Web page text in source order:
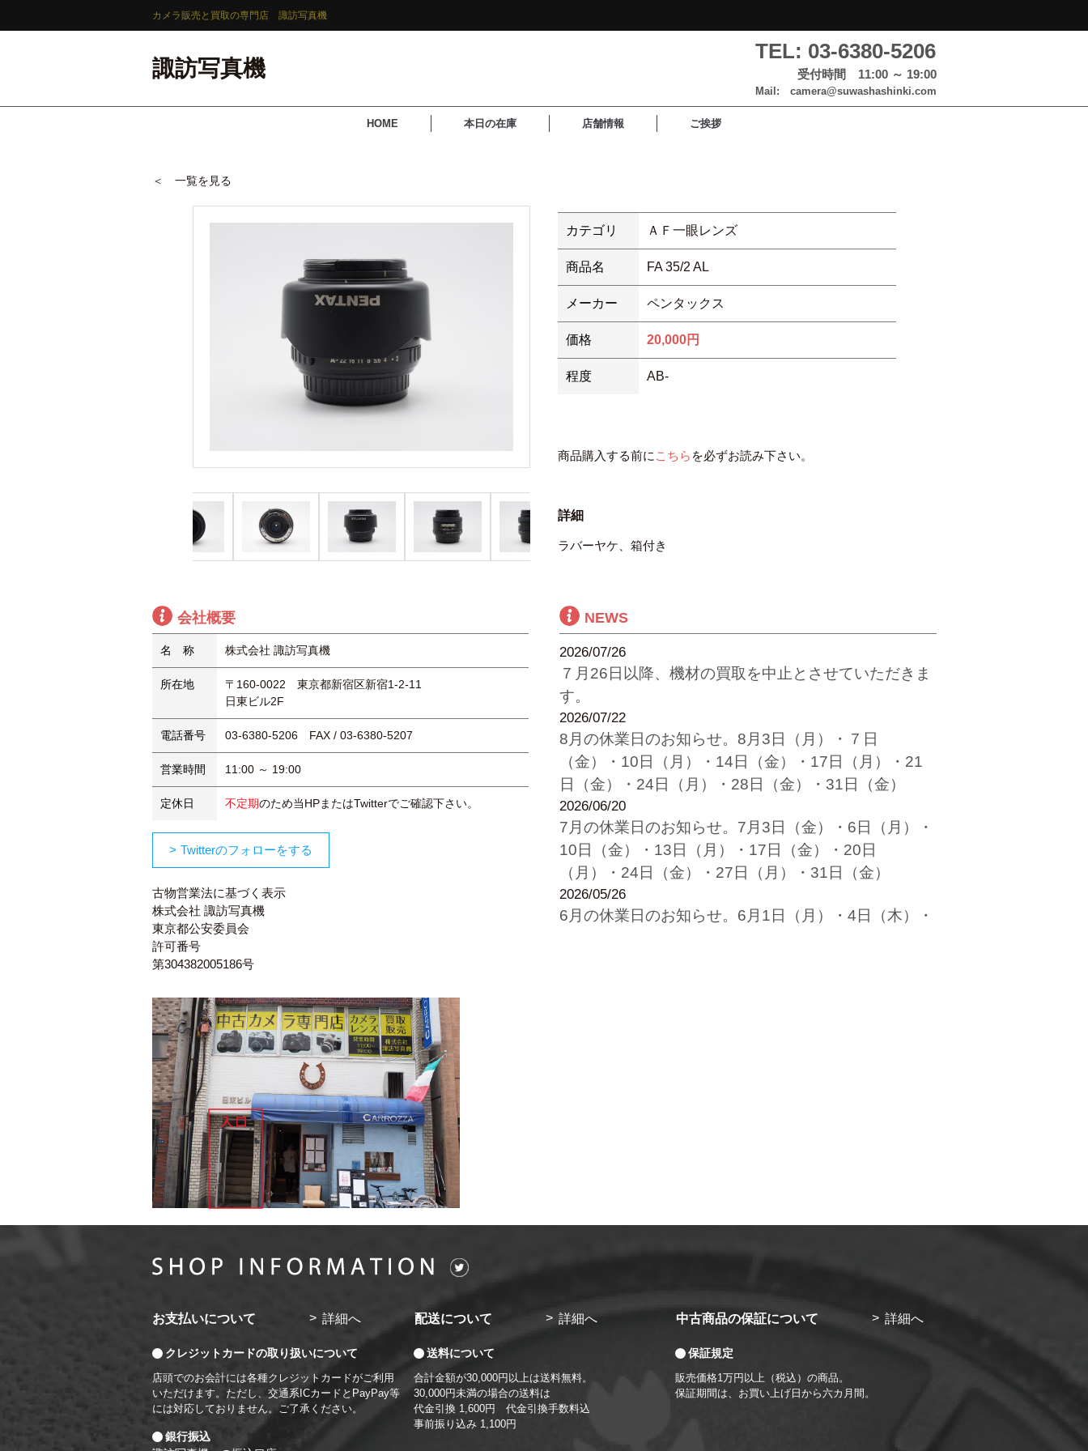
カメラ販売と買取の専門店 諏訪写真機
諏訪写真機
TEL: 03-6380-5206
受付時間 11:00 ～ 19:00
Mail: camera@suwashashinki.com
HOME 本日の在庫 店舗情報 ご挨拶
＜ 一覧を見る
カテゴリ ＡＦ一眼レンズ
商品名 FA 35/2 AL
メーカー ペンタックス
価格 20,000円
程度 AB-
商品購入する前に こちら を必ずお読み下さい。
詳細
ラバーヤケ、箱付き
会社概要
名 称 株式会社 諏訪写真機
所在地
〒160-0022 東京都新宿区新宿1-2-11
日東ビル2F
電話番号 03-6380-5206 FAX / 03-6380-5207
営業時間 11:00 ～ 19:00
定休日 不定期のため当HPまたはTwitterでご確認下さい。
Twitterのフォローをする
古物営業法に基づく表示
株式会社 諏訪写真機
東京都公安委員会
許可番号
第304382005186号
NEWS
2026/07/26
７月26日以降、機材の買取を中止とさせていただきま
す。
2026/07/22
8月の休業日のお知らせ。8月3日（月）・７日
（金）・10日（月）・14日（金）・17日（月）・21
日（金）・24日（月）・28日（金）・31日（金）
2026/06/20
7月の休業日のお知らせ。7月3日（金）・6日（月）・
10日（金）・13日（月）・17日（金）・20日
（月）・24日（金）・27日（月）・31日（金）
2026/05/26
6月の休業日のお知らせ。6月1日（月）・4日（木）・
お支払いについて 詳細へ 配送について 詳細へ 中古商品の保証について 詳細へ
クレジットカードの取り扱いについて
店頭でのお会計には各種クレジットカードがご利用
いただけます。ただし、交通系ICカードとPayPay等
には対応しておりません。ご了承ください。
銀行振込
送料について
合計金額が30,000円以上は送料無料。
30,000円未満の場合の送料は
代金引換 1,600円 代金引換手数料込
事前振り込み 1,100円
保証規定
販売価格1万円以上（税込）の商品。
保証期間は、お買い上げ日から六カ月間。